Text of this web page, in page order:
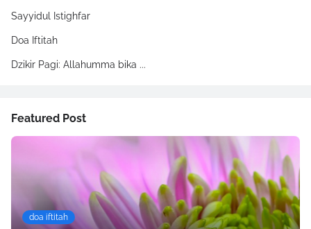
Sayyidul Istighfar
Doa Iftitah
Dzikir Pagi: Allahumma bika ...
Featured Post
doa iftitah